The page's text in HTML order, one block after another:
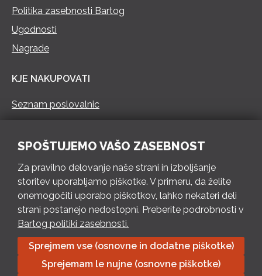
Politika zasebnosti Bartog
Ugodnosti
Nagrade
KJE NAKUPOVATI
Seznam poslovalnic
PON – PET 8 – 18 h / SOB 8 – 12 h
Pošlji e-mail
Izpolni kontaktni obrazec
Bartog d.o.o. Trebnje | ID: SI79128718 | IBAN: SI56 1010 0003
8174 248, Banka Intesa Sanpaolo d.d.| Predsednik Uprave:
SPOŠTUJEMO VAŠO ZASEBNOST
Za pravilno delovanje naše strani in izboljšanje
storitev uporabljamo piškotke. V primeru, da želite
onemogočiti uporabo piškotkov, lahko nekateri deli
strani postanejo nedostopni. Preberite podrobnosti v
Bartog politiki zasebnosti.
Sprejmem vse (osnovne in dodatne piškotke)
Sprejemam le nujne (osnovne piškotke)